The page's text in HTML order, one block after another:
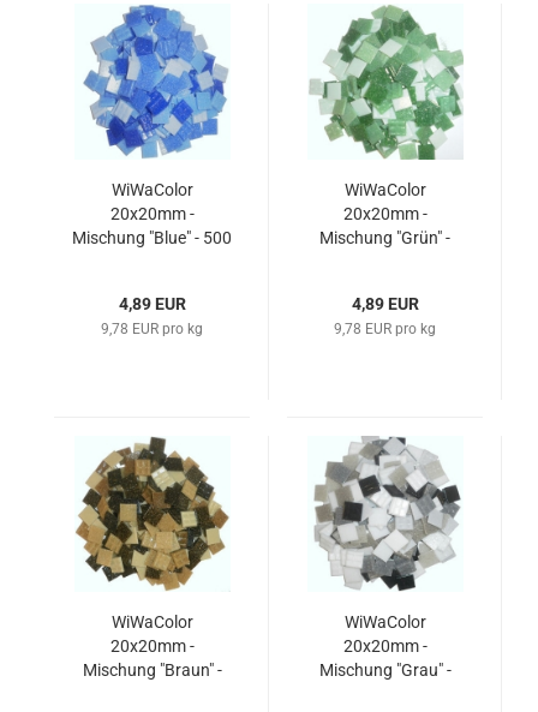
WiWaColor
20x20mm -
Mischung "Blue" - 500
4,89 EUR
9,78 EUR pro kg
WiWaColor
20x20mm -
Mischung "Grün" -
4,89 EUR
9,78 EUR pro kg
WiWaColor
20x20mm -
Mischung "Braun" -
WiWaColor
20x20mm -
Mischung "Grau" -